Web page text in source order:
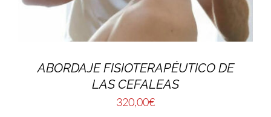
ABORDAJE FISIOTERAPÉUTICO DE
LAS CEFALEAS
320,00€